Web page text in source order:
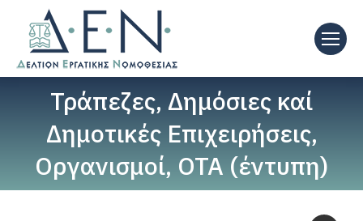
Τράπεζες, Δημόσιες καί
Δημοτικές Επιχειρήσεις,
Οργανισμοί, ΟΤΑ (έντυπη)